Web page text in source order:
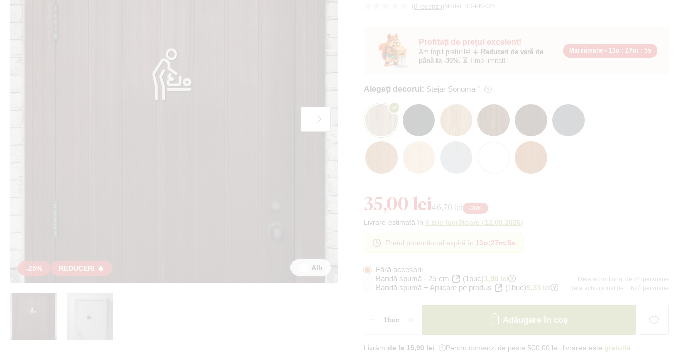
(0 recenzii) Model: BD-PK-025
-25% REDUCERI 🔥 Alb
Profitați de prețul excelent!
Am topit prețurile! ☀️ Reduceri de vară de
până la -30%. ⏳ Timp limitat!
Mai rămâne - 13o : 27m : 4s
Alegeți decorul: Stejar Sonoma
35,00 lei46,70 lei -26%
Livrare estimată în 4 zile lucrătoare (12.08.2026)
Prețul promoțional expiră în 13o:27m:4s
Fără accesorii
Bandă spumă - 25 cm
(1buc)1,96 lei Deja achiziționat de 84 persoane
Bandă spumă + Aplicare pe produs (1buc)9,33 lei Deja achiziționat de 1 674 persoane
Adăugare în coș
Livrăm de la 15,90 lei Pentru comenzi de peste 500,00 lei, livrarea este gratuită